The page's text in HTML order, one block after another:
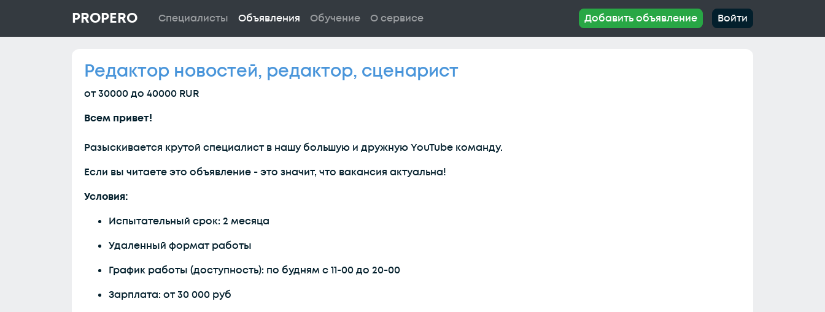
PROPERO Специалисты Объявления Обучение О сервисе Добавить объявление Войти
Редактор новостей, редактор, сценарист
от 30000 до 40000 RUR
Всем привет!
Разыскивается крутой специалист в нашу большую и дружную YouTube команду.
Если вы читаете это объявление - это значит, что вакансия актуальна!
Условия:
Испытательный срок: 2 месяца
Удаленный формат работы
График работы (доступность): по будням с 11-00 до 20-00
Зарплата: от 30 000 руб